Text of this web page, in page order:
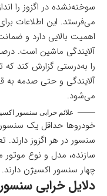
می‌فرستد. این اطلاعات
اهمیت بالایی دارد و
آلایندگی ماشین است.
را به‌درستی گزارش کند
آلایندگی و حتی صدمه به
می‌شود.
علائم خرابی سنسور
خودروها حداقل یک سنسور
سنسور در هر اگزوز
سازنده، مدل و نوع
چهار سنسور اکسیژن دارند.
دلایل خرابی